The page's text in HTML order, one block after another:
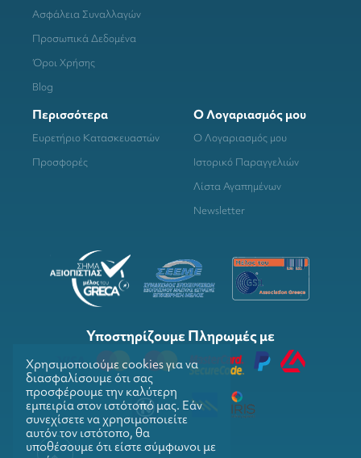
Ασφάλεια Συναλλαγών
Προσωπικά Δεδομένα
Όροι Χρήσης
Blog
Περισσότερα
Ευρετήριο Κατασκευαστών
Προσφορές
Ο Λογαριασμός μου
Ο Λογαριασμός μου
Ιστορικό Παραγγελιών
Λίστα Αγαπημένων
Newsletter
Υποστηρίζουμε Πληρωμές με
Χρησιμοποιούμε cookies για να
διασφαλίσουμε ότι σας
προσφέρουμε την καλύτερη
εμπειρία στον ιστότοπό μας. Εάν
συνεχίσετε να χρησιμοποιείτε
αυτόν τον ιστότοπο, θα
υποθέσουμε ότι είστε σύμφωνοι με